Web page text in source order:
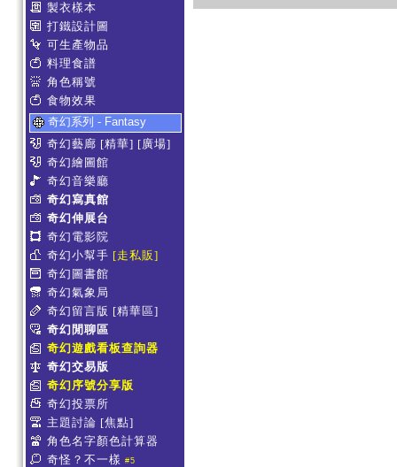
製衣樣本
打鐵設計圖
可生產物品
料理食譜
角色稱號
食物效果
奇幻系列 - Fantasy
奇幻藝廊 [精華] [廣場]
奇幻繪圖館
奇幻音樂廳
奇幻寫真館
奇幻伸展台
奇幻電影院
奇幻小幫手 [走私販]
奇幻圖書館
奇幻氣象局
奇幻留言版 [精華區]
奇幻閒聊區
奇幻遊戲看板查詢器
奇幻交易版
奇幻序號分享版
奇幻投票所
主題討論 [焦點]
角色名字顏色計算器
奇怪？不一樣 #5